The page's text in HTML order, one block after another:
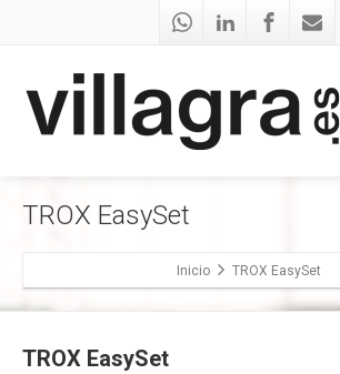
TROX EasySet
Inicio TROX EasySet
TROX EasySet